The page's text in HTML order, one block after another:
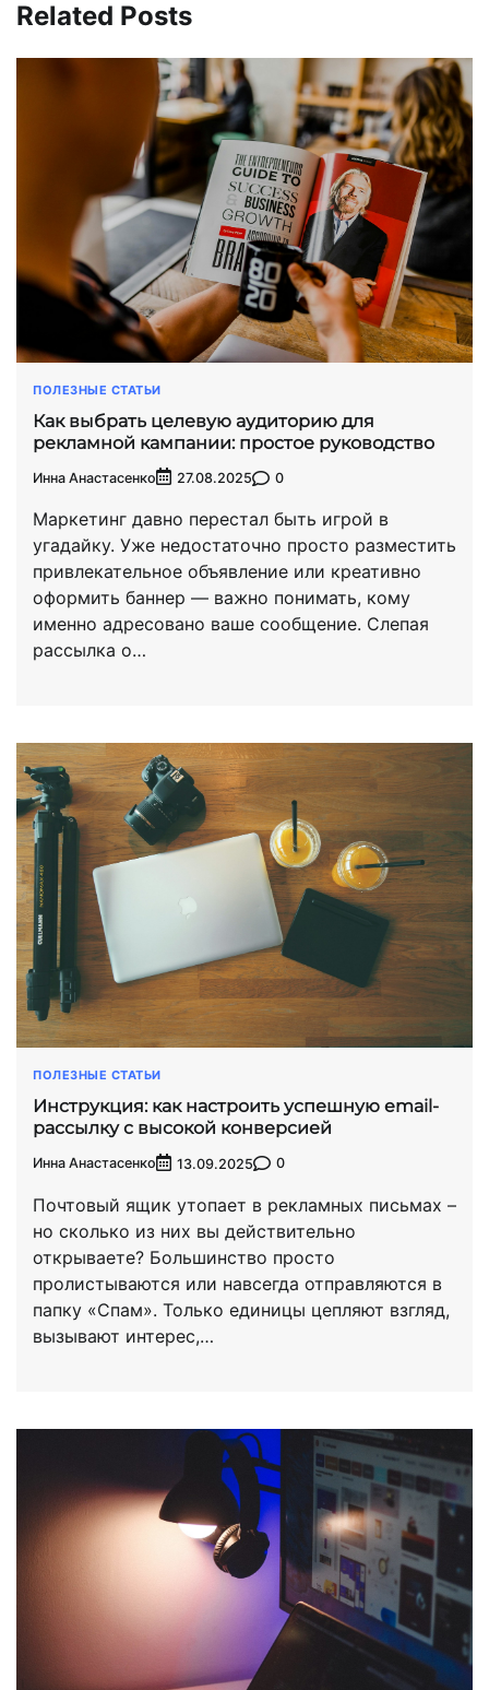
Related Posts
ПОЛЕЗНЫЕ СТАТЬИ
Как выбрать целевую аудиторию для
рекламной кампании: простое руководство
Инна Анастасенко 27.08.2025 0
Маркетинг давно перестал быть игрой в
угадайку. Уже недостаточно просто разместить
привлекательное объявление или креативно
оформить баннер — важно понимать, кому
именно адресовано ваше сообщение. Слепая
рассылка о…
ПОЛЕЗНЫЕ СТАТЬИ
Инструкция: как настроить успешную email-
рассылку с высокой конверсией
Инна Анастасенко 13.09.2025 0
Почтовый ящик утопает в рекламных письмах –
но сколько из них вы действительно
открываете? Большинство просто
пролистываются или навсегда отправляются в
папку «Спам». Только единицы цепляют взгляд,
вызывают интерес,…